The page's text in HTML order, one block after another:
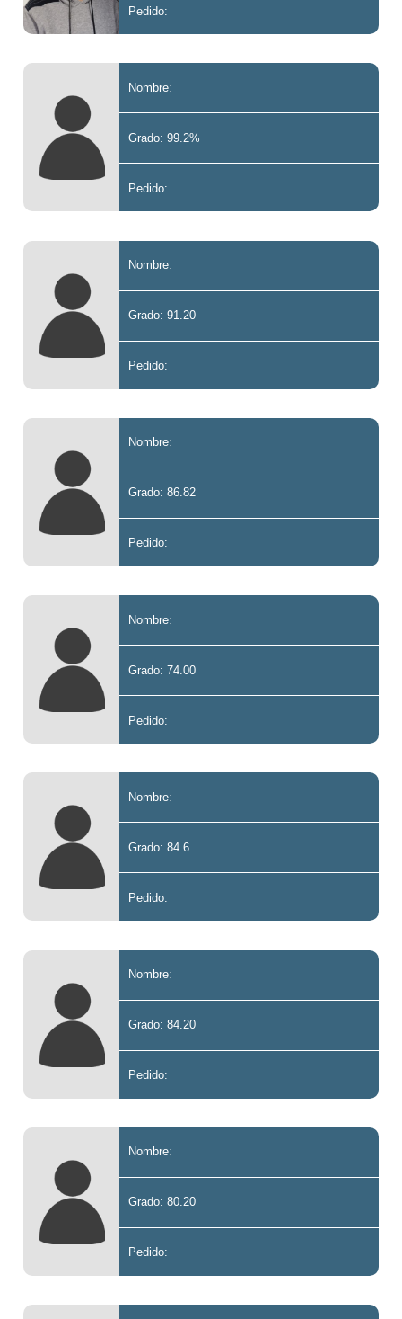
Pedido:
Nombre:
Grado: 99.2%
Pedido:
Nombre:
Grado: 91.20
Pedido:
Nombre:
Grado: 86.82
Pedido:
Nombre:
Grado: 74.00
Pedido:
Nombre:
Grado: 84.6
Pedido:
Nombre:
Grado: 84.20
Pedido:
Nombre:
Grado: 80.20
Pedido: